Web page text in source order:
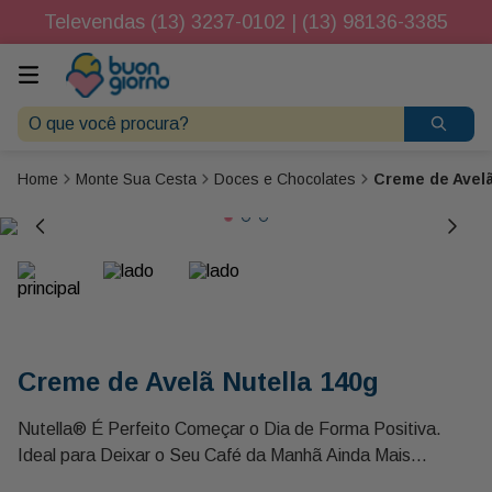
Televendas (13) 3237-0102 | (13) 98136-3385
O que você procura?
Monte Sua Cesta Doces e Chocolates Creme de
Creme de Avelã Nutella 140g
Nutella® É Perfeito Começar o Dia de Forma Positiva.
Ideal para Deixar o Seu Café da Manhã Ainda Mais